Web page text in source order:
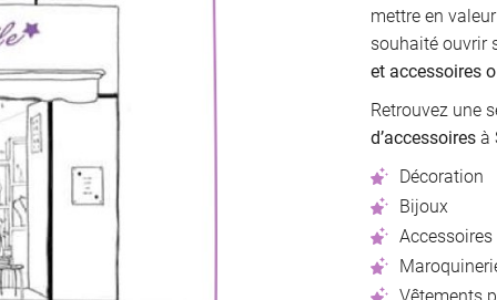
mettre en
souhaité ouvrir
et accessoires
Retrouvez une
d’accessoires à
Décoration
Bijoux
Accessoires